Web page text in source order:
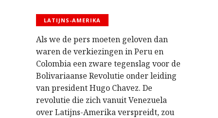
LATIJNS-AMERIKA
Als we de pers moeten geloven dan
waren de verkiezingen in Peru en
Colombia een zware tegenslag voor de
Bolivariaanse Revolutie onder leiding
van president Hugo Chavez. De
revolutie die zich vanuit Venezuela
over Latijns-Amerika verspreidt, zou